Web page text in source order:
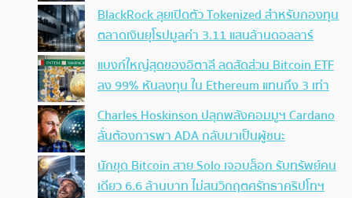
BlackRock ลุยเปิดตัว Tokenized สำหรับกองทุน
ตลาดเงินยุโรปมูลค่า 3.11 แสนล้านดอลลาร์
แบงก์ใหญ่สุดของอิตาลี ลดสัดส่วน Bitcoin ETF
ลง 99% หันลงทุน ใน Ethereum แทนถึง 3 เท่า
Charles Hoskinson ปลุกพลังคอมมูฯ Cardano
ลั่นต้องการพา ADA กลับมาเป็นผู้ชนะ
นักขุด Bitcoin สาย Solo เจอบล็อก รับทรัพย์คน
เดียว 6.6 ล้านบาท ไม่สนวิกฤตศรัทธาคริปโทฯ